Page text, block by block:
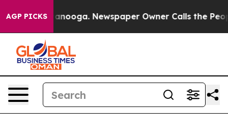
AGP PICKS Newspaper Owner Calls the People